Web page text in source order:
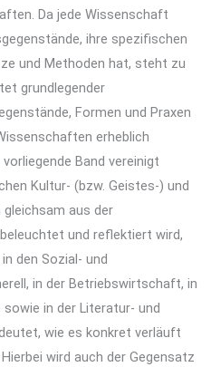
Da jede Wissenschaft
ihre spezifischen
und Methoden hat, steht zu
grundlegender
Formen und Praxen
erheblich
Band vereinigt
Kultur- (bzw. Geistes-) und
aus der
und reflektiert wird,
den Sozial- und
in der Betriebswirtschaft, in
in der Literatur- und
wie es konkret verläuft
wird auch der Gegensatz